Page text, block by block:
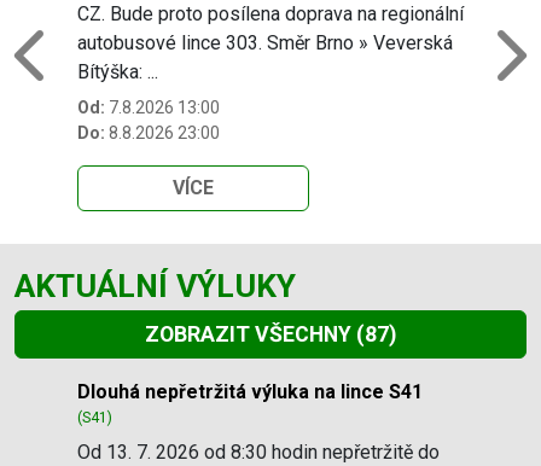
CZ. Bude proto posílena doprava na regionální
autobusové lince 303. Směr Brno » Veverská
Bítýška: ...
Od: 7.8.2026 13:00
Do: 8.8.2026 23:00
VÍCE
Previous
AKTUÁLNÍ VÝLUKY
ZOBRAZIT VŠECHNY (87)
Slide 1 of 87
Dlouhá nepřetržitá výluka na lince S41
(S41)
Od 13. 7. 2026 od 8:30 hodin nepřetržitě do